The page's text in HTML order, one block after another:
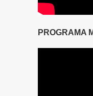
PROGRAMA